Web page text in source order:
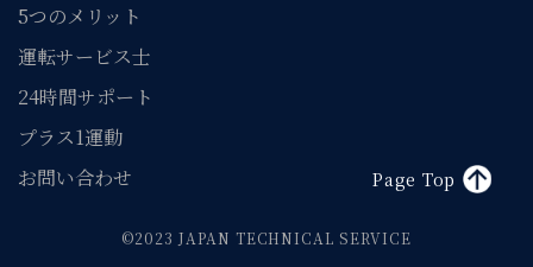
Page Top
5つのメリット
運転サービス士
24時間サポート
プラス1運動
お問い合わせ
©2023 JAPAN TECHNICAL SERVICE